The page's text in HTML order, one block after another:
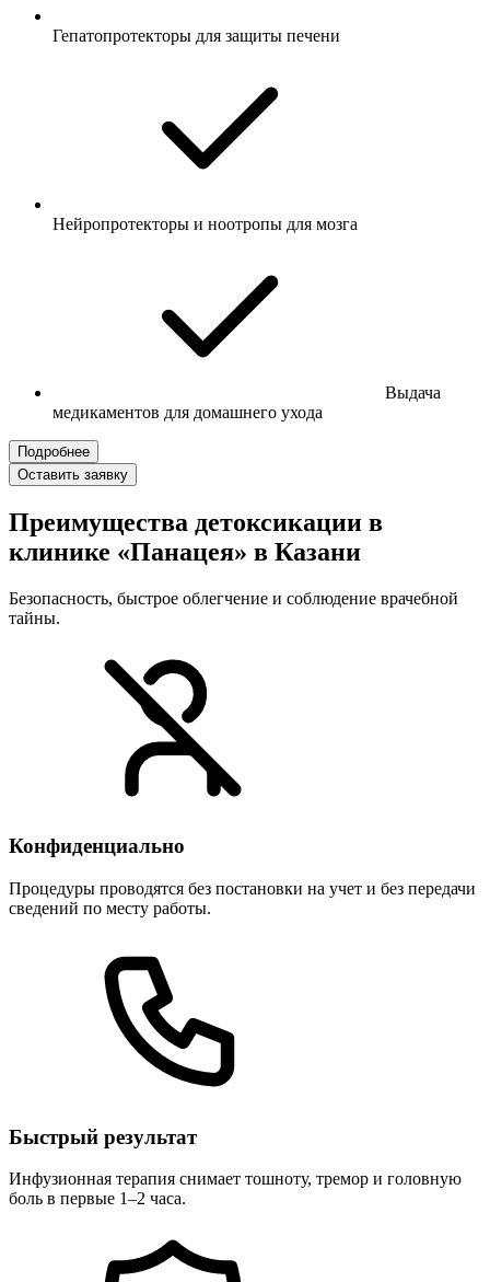
Гепатопротекторы для защиты печени
Нейропротекторы и ноотропы для мозга
Выдача
медикаментов для домашнего ухода
Подробнее
Оставить заявку
Преимущества детоксикации в
клинике «Панацея» в Казани
Безопасность, быстрое облегчение и соблюдение врачебной
тайны.
Конфиденциально
Процедуры проводятся без постановки на учет и без передачи
сведений по месту работы.
Быстрый результат
Инфузионная терапия снимает тошноту, тремор и головную
боль в первые 1–2 часа.